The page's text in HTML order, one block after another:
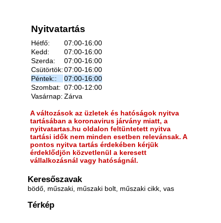
Nyitvatartás
Hétfő:
07:00-16:00
Kedd:
07:00-16:00
Szerda:
07:00-16:00
Csütörtök:07:00-16:00
Péntek::
07:00-16:00
Szombat: 07:00-12:00
Vasárnap: Zárva
A változások az üzletek és hatóságok nyitva
tartásában a koronavirus járvány miatt, a
nyitvatartas.hu oldalon feltüntetett nyitva
tartási idők nem minden esetben relevánsak. A
pontos nyitva tartás érdekében kérjük
érdeklődjön közvetlenül a keresett
vállalkozásnál vagy hatóságnál.
Keresőszavak
bödő, műszaki, műszaki bolt, műszaki cikk, vas
Térkép